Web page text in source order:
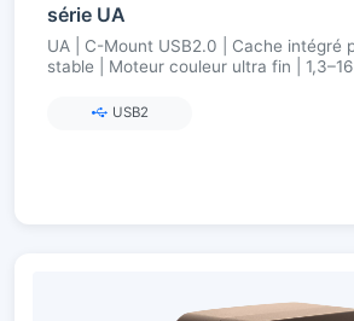
série UA
UA | C-Mount USB2.0 | Cache intégré
stable | Moteur couleur ultra fin |
USB2